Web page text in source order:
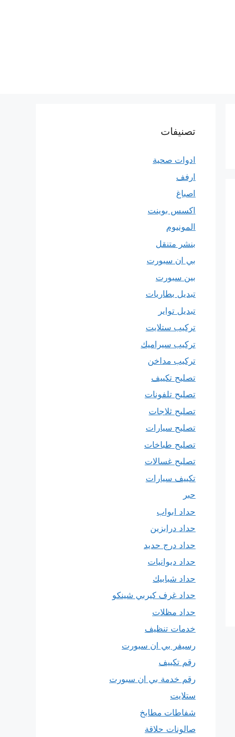
تصنيفات
ادوات صحية
ارفف
اصباغ
اكسس بوينت
المونيوم
بنشر متنقل
بي ان سبورت
بين سبورت
تبديل بطاريات
تبديل تواير
تركيب ستلايت
تركيب سيراميك
تركيب مداخن
تصليح تكييف
تصليح تلفونات
تصليح ثلاجات
تصليح سيارات
تصليح طباخات
تصليح غسالات
تكييف سيارات
حبر
حداد ابواب
حداد درابزين
حداد درج حديد
حداد ديوانيات
حداد شبابيك
حداد غرف كيربي شينكو
حداد مظلات
خدمات تنظيف
رسيفر بي ان سبورت
رقم تكييف
رقم خدمة بي ان سبورت
ستلايت
شفاطات مطابخ
صالونات حلاقة